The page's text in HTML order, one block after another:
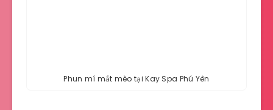
Phun mí mắt mèo tại Kay Spa Phú Yên